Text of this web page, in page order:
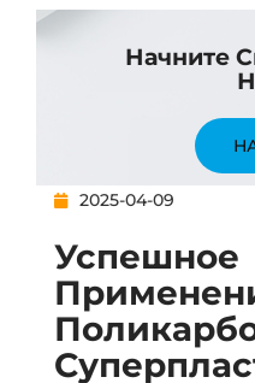
Начните
2025-04-09
Успешное